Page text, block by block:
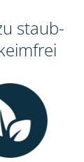
staub-